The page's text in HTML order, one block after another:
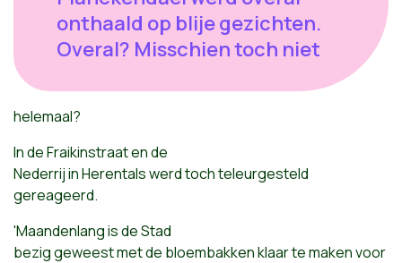
onthaald op blije gezichten.
Overal? Misschien toch niet
helemaal?
In de Fraikinstraat en de
Nederrij in Herentals werd toch teleurgesteld
gereageerd.
'Maandenlang is de Stad
bezig geweest met de bloembakken klaar te maken voor